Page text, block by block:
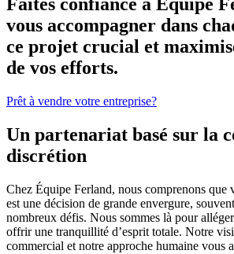
vous accompagner dans
ce projet crucial et
de vos efforts.
Prêt à vendre votre entreprise?
Un partenariat basé sur la
discrétion
Chez Équipe Ferland, nous comprenons que
est une décision de grande envergure,
nombreux défis. Nous sommes là pour
offrir une tranquillité d’esprit totale. Notre
commercial et notre approche humaine vous